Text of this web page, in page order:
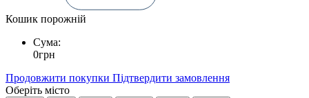
Кошик порожній
Сума:
0грн
Продовжити покупки Підтвердити замовлення
Оберіть місто